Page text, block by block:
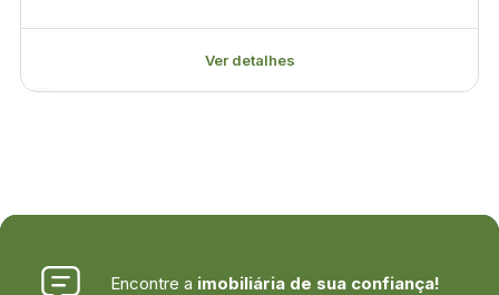
Ver detalhes
Encontre a imobiliária de sua confiança!